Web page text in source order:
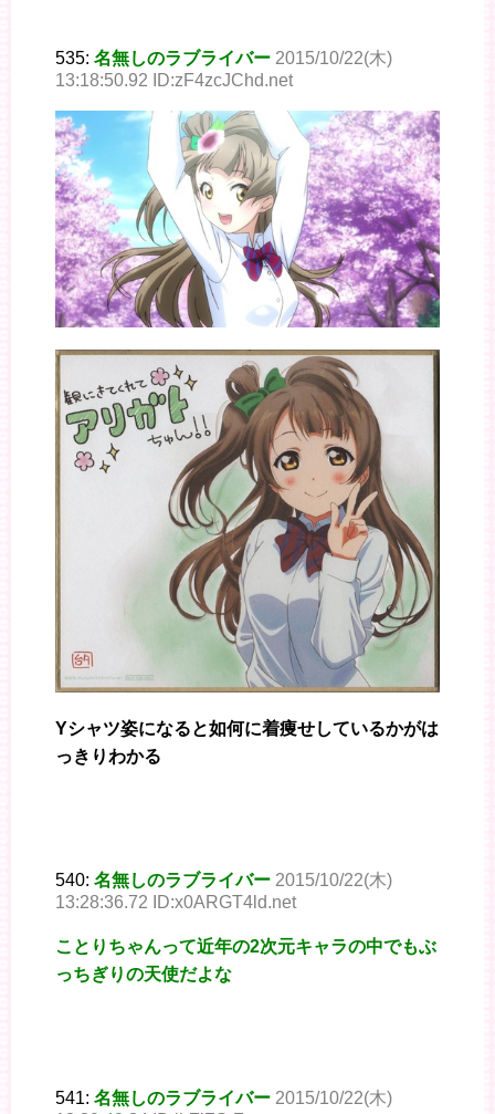
535: 名無しのラブライバー 2015/10/22(木)
13:18:50.92 ID:zF4zcJChd.net
Yシャツ姿になると如何に着痩せしているかがは
っきりわかる
540: 名無しのラブライバー 2015/10/22(木)
13:28:36.72 ID:x0ARGT4ld.net
ことりちゃんって近年の2次元キャラの中でもぶ
っちぎりの天使だよな
541: 名無しのラブライバー 2015/10/22(木)